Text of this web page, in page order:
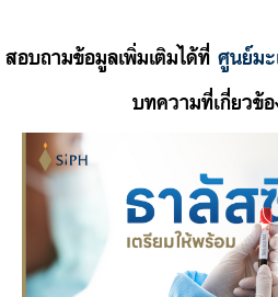
สอบถามข้อมูลเพิ่มเติมได้ที่ ศูนย์ม
บทความที่เกี่ยวข้อ